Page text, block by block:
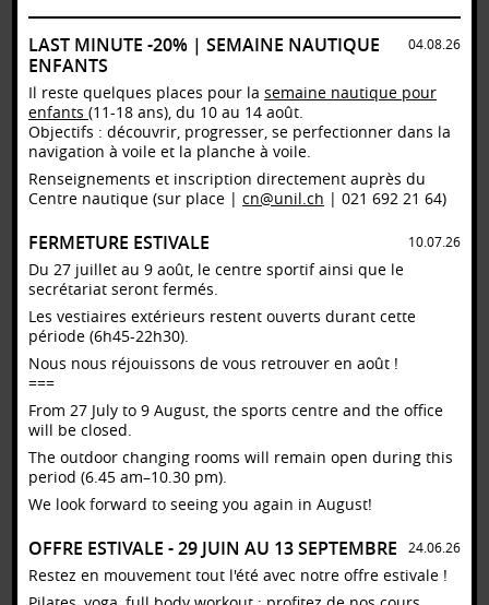
Planche à voile / Wing / Navigation libre / Planche à voile
12:00 – 13:45
Voile / Navigation libre / Dériveur solitaire / RS aéro
Centre nautique
12:00 – 13:45
Pump Foil / Navigation libre / Pump Foil
Centre nautique
12:00 – 13:45
Voile / Navigation libre / Catamaran / Hobie Cat 18
12:00 – 13:45
Voile / Navigation libre / Catamaran / RS 16
Centre nautique
12:15 – 13:15
Stand up paddle (SUP) / Pratique libre
Centre nautique
Centre nautique
13:00 – 14:00
Football / Pratique libre
Central Ouest
13:00 – 14:00
Beach volleyball / Pratique libre
Beach volley 1
04.08.26
LAST MINUTE -20% | SEMAINE NAUTIQUE
ENFANTS
Il reste quelques places pour la semaine nautique pour
enfants (11-18 ans), du 10 au 14 août.
Objectifs : découvrir, progresser, se perfectionner dans la
navigation à voile et la planche à voile.
Renseignements et inscription directement auprès du
Centre nautique (sur place | cn@unil.ch | 021 692 21 64)
10.07.26
FERMETURE ESTIVALE
Du 27 juillet au 9 août, le centre sportif ainsi que le
secrétariat seront fermés.
Les vestiaires extérieurs restent ouverts durant cette
période (6h45-22h30).
Nous nous réjouissons de vous retrouver en août !
===
From 27 July to 9 August, the sports centre and the office
will be closed.
The outdoor changing rooms will remain open during this
period (6.45 am–10.30 pm).
We look forward to seeing you again in August!
24.06.26
OFFRE ESTIVALE - 29 JUIN AU 13 SEPTEMBRE
Restez en mouvement tout l'été avec notre offre estivale !